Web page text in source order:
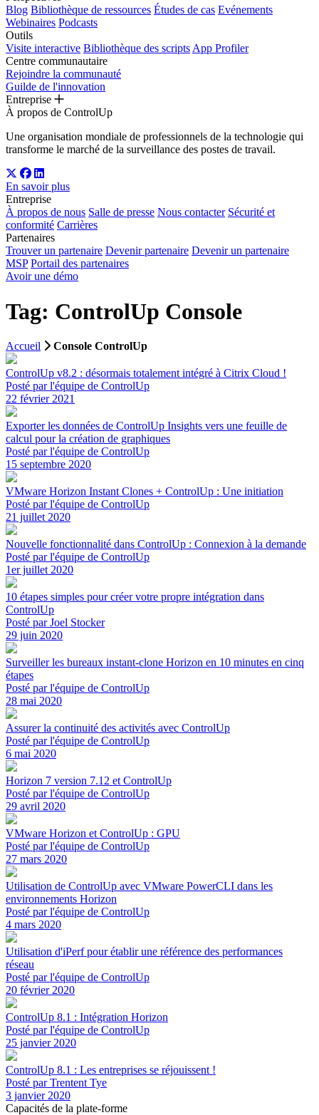
Blog Bibliothèque de ressources Études de cas Evénements
Webinaires Podcasts
Outils
Visite interactive Bibliothèque des scripts App Profiler
Centre communautaire
Rejoindre la communauté
Guilde de l'innovation
Entreprise
À propos de ControlUp
Une organisation mondiale de professionnels de la technologie qui
transforme le marché de la surveillance des postes de travail.
En savoir plus
Entreprise
À propos de nous Salle de presse Nous contacter Sécurité et
conformité Carrières
Partenaires
Trouver un partenaire Devenir partenaire Devenir un partenaire
MSP Portail des partenaires
Avoir une démo
Tag: ControlUp Console
Accueil Console ControlUp
ControlUp v8.2 : désormais totalement intégré à Citrix Cloud !
Posté par l'équipe de ControlUp
22 février 2021
Exporter les données de ControlUp Insights vers une feuille de
calcul pour la création de graphiques
Posté par l'équipe de ControlUp
15 septembre 2020
VMware Horizon Instant Clones + ControlUp : Une initiation
Posté par l'équipe de ControlUp
21 juillet 2020
Nouvelle fonctionnalité dans ControlUp : Connexion à la demande
Posté par l'équipe de ControlUp
1er juillet 2020
10 étapes simples pour créer votre propre intégration dans
ControlUp
Posté par Joel Stocker
29 juin 2020
Surveiller les bureaux instant-clone Horizon en 10 minutes en cinq
étapes
Posté par l'équipe de ControlUp
28 mai 2020
Assurer la continuité des activités avec ControlUp
Posté par l'équipe de ControlUp
6 mai 2020
Horizon 7 version 7.12 et ControlUp
Posté par l'équipe de ControlUp
29 avril 2020
VMware Horizon et ControlUp : GPU
Posté par l'équipe de ControlUp
27 mars 2020
Utilisation de ControlUp avec VMware PowerCLI dans les
environnements Horizon
Posté par l'équipe de ControlUp
4 mars 2020
Utilisation d'iPerf pour établir une référence des performances
réseau
Posté par l'équipe de ControlUp
20 février 2020
ControlUp 8.1 : Intégration Horizon
Posté par l'équipe de ControlUp
25 janvier 2020
ControlUp 8.1 : Les entreprises se réjouissent !
Posté par Trentent Tye
3 janvier 2020
Capacités de la plate-forme